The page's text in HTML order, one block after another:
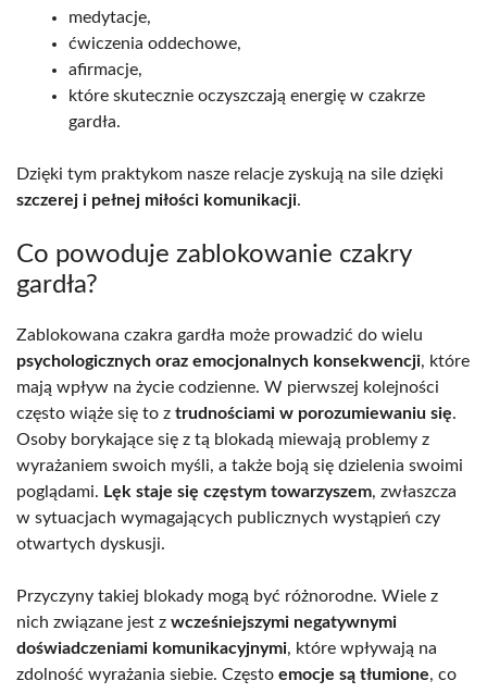
medytacje,
ćwiczenia oddechowe,
afirmacje,
które skutecznie oczyszczają energię w czakrze
gardła.
Dzięki tym praktykom nasze relacje zyskują na sile dzięki
szczerej i pełnej miłości komunikacji.
Co powoduje zablokowanie czakry
gardła?
Zablokowana czakra gardła może prowadzić do wielu
psychologicznych oraz emocjonalnych konsekwencji, które
mają wpływ na życie codzienne. W pierwszej kolejności
często wiąże się to z trudnościami w porozumiewaniu się.
Osoby borykające się z tą blokadą miewają problemy z
wyrażaniem swoich myśli, a także boją się dzielenia swoimi
poglądami. Lęk staje się częstym towarzyszem, zwłaszcza
w sytuacjach wymagających publicznych wystąpień czy
otwartych dyskusji.
Przyczyny takiej blokady mogą być różnorodne. Wiele z
nich związane jest z wcześniejszymi negatywnymi
doświadczeniami komunikacyjnymi, które wpływają na
zdolność wyrażania siebie. Często emocje są tłumione, co